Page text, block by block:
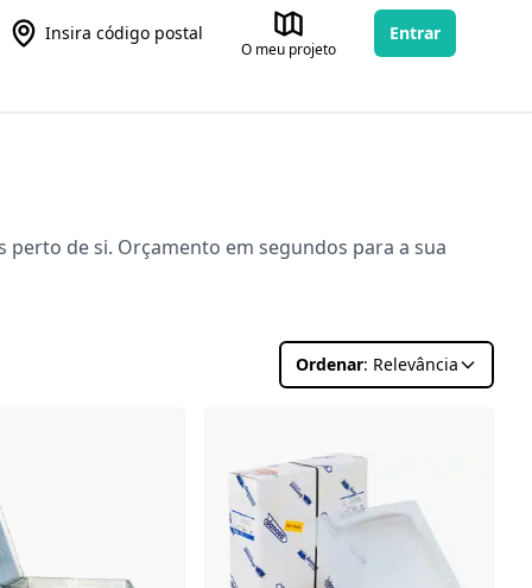
Insira código postal
O meu projeto
Entrar
de si. Orçamento em segundos para a sua
Ordenar: Relevância